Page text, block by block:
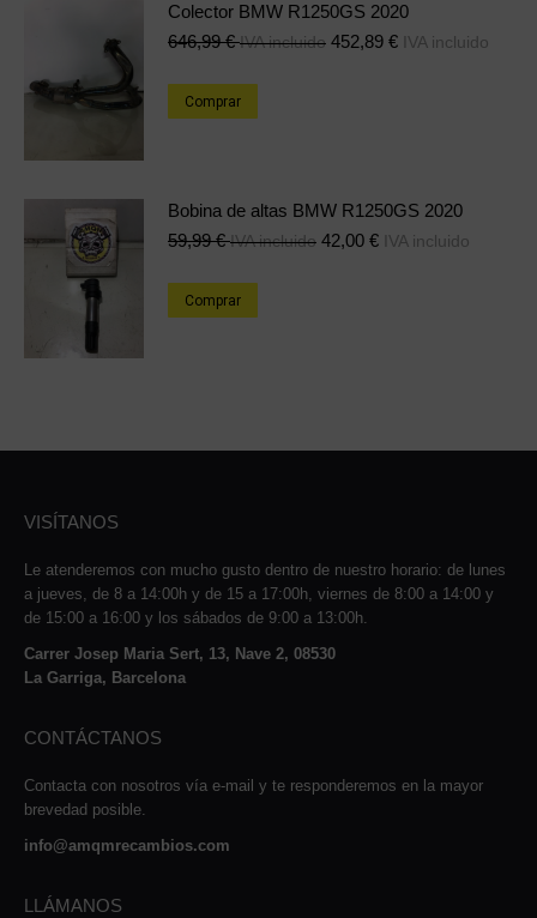
Colector BMW R1250GS 2020
646,99€ IVA incluido 452,89 € IVA incluido
Comprar
Bobina de altas BMW R1250GS 2020
59,99€ IVA incluido 42,00 € IVA incluido
Comprar
VISÍTANOS
Le atenderemos con mucho gusto dentro de nuestro horario: de lunes
a jueves, de 8 a 14:00h y de 15 a 17:00h, viernes de 8:00 a 14:00 y
de 15:00 a 16:00 y los sábados de 9:00 a 13:00h.
Carrer Josep Maria Sert, 13, Nave 2, 08530
La Garriga, Barcelona
CONTÁCTANOS
Contacta con nosotros vía e-mail y te responderemos en la mayor
brevedad posible.
info@amqmrecambios.com
LLÁMANOS